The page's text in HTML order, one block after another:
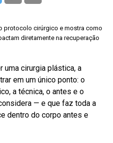
protocolo cirúrgico e mostra como
diretamente na recuperação
uma cirurgia plástica, a
em um único ponto: o
a técnica, o antes e o
— e que faz toda a
dentro do corpo antes e